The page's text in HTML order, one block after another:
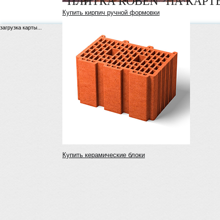
Купить кирпич ручной формовки
Купить керамические блоки
загрузка карты...